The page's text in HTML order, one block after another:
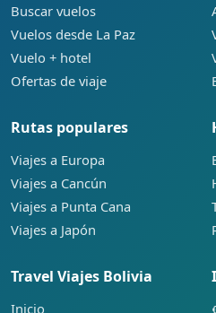
Buscar vuelos
Vuelos desde La Paz
Vuelo + hotel
Ofertas de viaje
Rutas populares
Viajes a Europa
Viajes a Cancún
Viajes a Punta Cana
Viajes a Japón
Travel Viajes Bolivia
Inicio